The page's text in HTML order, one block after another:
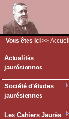
Vous êtes ici >> Accueil
Actualités
jaurésiennes
Société d'études
jaurésiennes
Les Cahiers Jaurès